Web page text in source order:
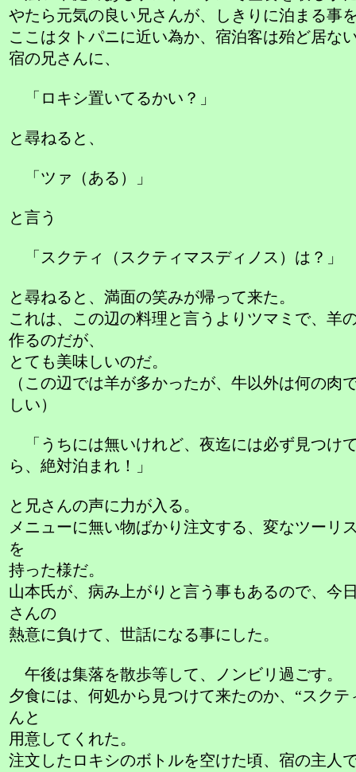
やたら元気の良い兄さんが、しきりに泊まる事
ここはタトパニに近い為か、宿泊客は殆ど居な
宿の兄さんに、
「ロキシ置いてるかい？」
と尋ねると、
「ツァ（ある）」
と言う
「スクティ（スクティマスディノス）は？」
と尋ねると、満面の笑みが帰って来た。
これは、この辺の料理と言うよりツマミで、羊
作るのだが、
とても美味しいのだ。
（この辺では羊が多かったが、牛以外は何の肉
しい）
「うちには無いけれど、夜迄には必ず見つけ
ら、絶対泊まれ！」
と兄さんの声に力が入る。
メニューに無い物ばかり注文する、変なツーリ
を
持った様だ。
山本氏が、病み上がりと言う事もあるので、今
さんの
熱意に負けて、世話になる事にした。
午後は集落を散歩等して、ノンビリ過ごす。
夕食には、何処から見つけて来たのか、“スクテ
んと
用意してくれた。
注文したロキシのボトルを空けた頃、宿の主人